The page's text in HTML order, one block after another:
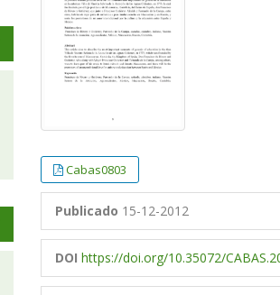
Cabas0803
Publicado 15-12-2012
DOI https://doi.org/10.35072/